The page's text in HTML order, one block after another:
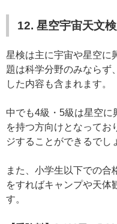
12. 星空宇宙天文
星検は主に宇宙や星空に
題は科学分野のみならず
した内容も含まれます。
中でも4級・5級は星空
を持つ方向けとなってお
ジすることができるでし
また、小学生以下での合
をすればキャンプや天体
す。